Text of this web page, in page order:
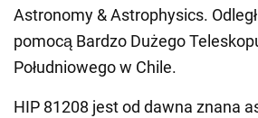
Astronomy & Astrophysics.
pomocą Bardzo Dużego
Południowego w Chile.
HIP 81208 jest od dawna znana